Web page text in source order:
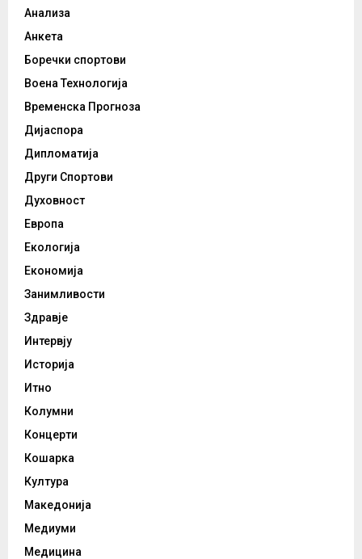
Анализа
Анкета
Боречки спортови
Воена Технологија
Временска Прогноза
Дијаспора
Дипломатија
Други Спортови
Духовност
Европа
Екологија
Економија
Занимливости
Здравје
Интервју
Историја
Итно
Колумни
Концерти
Кошарка
Култура
Македонија
Медиуми
Медицина